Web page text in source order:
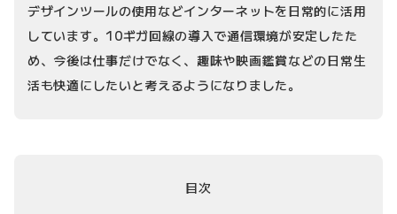
デザインツールの使用などインターネットを日常的に活用
しています。10ギガ回線の導入で通信環境が安定したた
め、今後は仕事だけでなく、趣味や映画鑑賞などの日常生
活も快適にしたいと考えるようになりました。
目次